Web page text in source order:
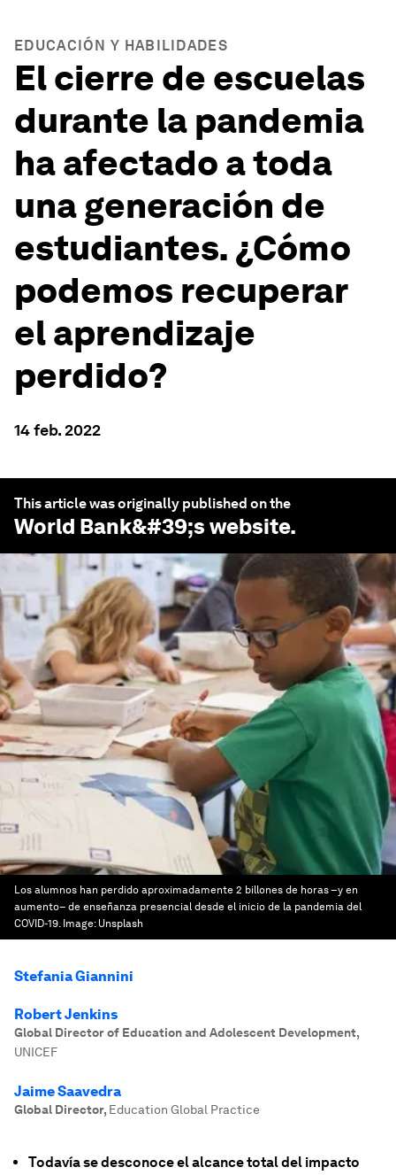
EDUCACIÓN Y HABILIDADES
El cierre de escuelas
durante la pandemia
ha afectado a toda
una generación de
estudiantes. ¿Cómo
podemos recuperar
el aprendizaje
perdido?
14 feb. 2022
This article was originally published on the
World Bank&#39;s website.
Los alumnos han perdido aproximadamente 2 billones de horas –y en
aumento– de enseñanza presencial desde el inicio de la pandemia del
COVID-19. Image: Unsplash
Stefania Giannini
Robert Jenkins
Global Director of Education and Adolescent Development,
UNICEF
Jaime Saavedra
Global Director, Education Global Practice
Todavía se desconoce el alcance total del impacto